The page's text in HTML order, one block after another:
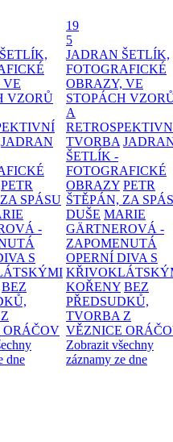
VE
VZORŮ
JADRAN
PETR
SPÁSU
-
S
BEZ
ORÁČOV
dne
19
5
JADRAN ŠETLÍK,
FOTOGRAFICKÉ
OBRAZY, VE
STOPÁCH
A
TVORBA
ŠETLÍK -
FOTOGRAFICKÉ
OBRAZY PETR
ŠTĚPÁN, ZA
DUŠE MARIE
GÄRTNEROVÁ -
ZAPOMENUTÁ
OPERNÍ DIVA S
KOŘENY BEZ
PŘEDSUDKŮ,
TVORBA Z
VĚZNICE
Zobrazit všechny
záznamy ze dne